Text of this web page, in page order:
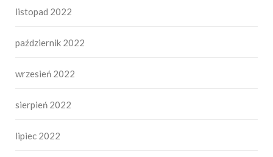
listopad 2022
październik 2022
wrzesień 2022
sierpień 2022
lipiec 2022